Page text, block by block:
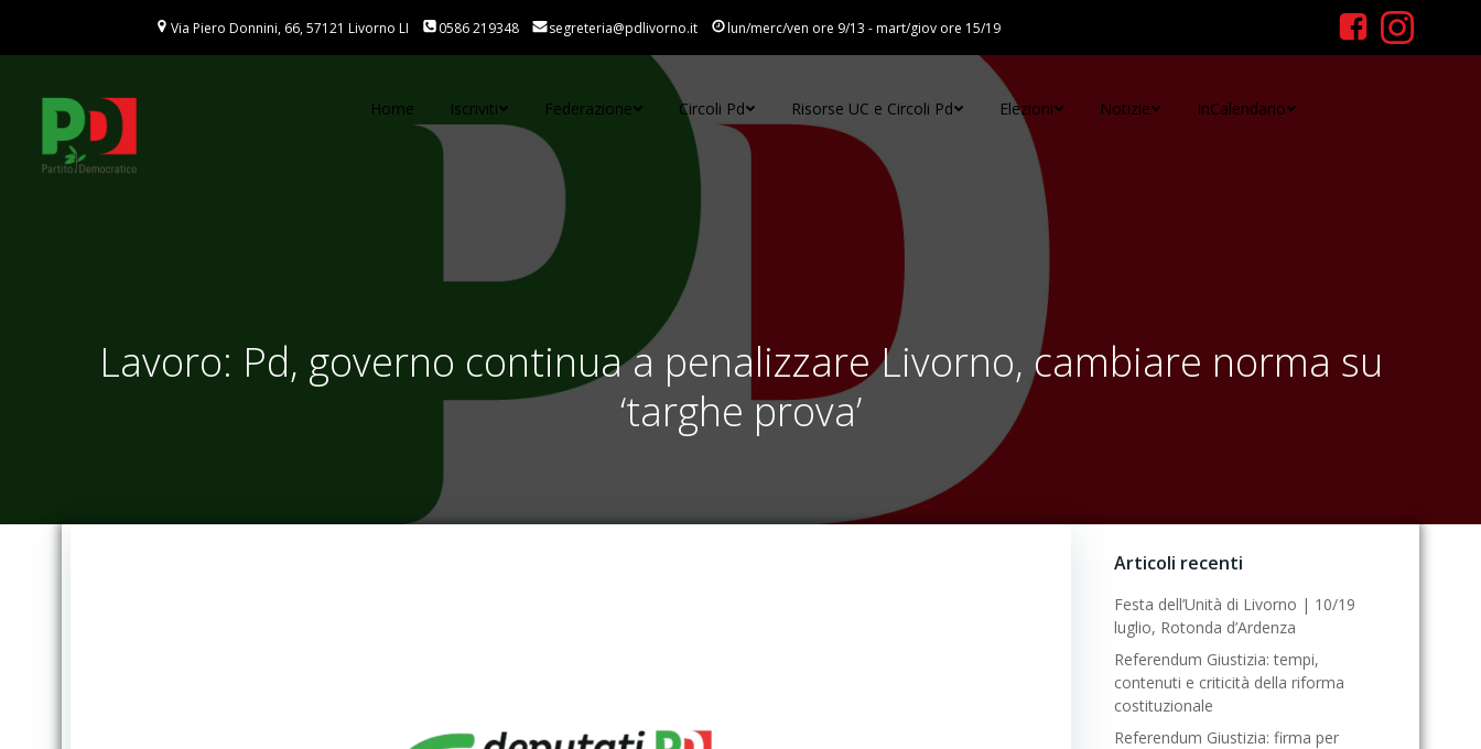
Via Piero Donnini, 66, 57121 Livorno LI 0586 219348 segreteria@pdlivorno.it lun/merc/ven ore 9/13 - mart/giov ore 15/19
Home Iscriviti Federazione Circoli Pd Risorse UC e Circoli Pd Elezioni Notizie InCalendario
Lavoro: Pd, governo continua a penalizzare Livorno, cambiare norma su
‘targhe prova’
Articoli recenti
Festa dell’Unità di Livorno | 10/19
luglio, Rotonda d’Ardenza
Referendum Giustizia: tempi,
contenuti e criticità della riforma
costituzionale
Referendum Giustizia: firma per